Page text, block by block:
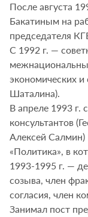
После августа
Бакатиным на
председателя
С 1992 г. —
экономических
Шаталина).
В апреле 1993 г.
консультантов
Алексей Салмин)
«Политика», в
1993-1995 г. —
созыва, член
согласия, член
Занимал пост